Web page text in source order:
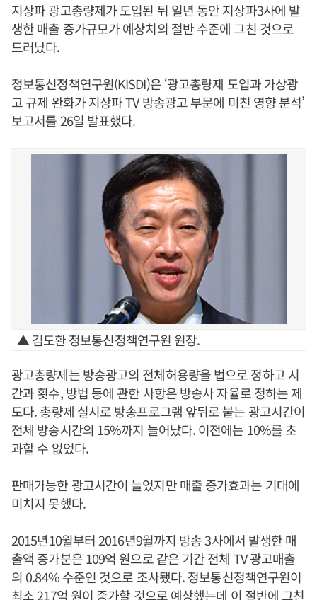
지상파 광고총량제가 도입된 뒤 일년 동안 지상파3사에 발
생한 매출 증가규모가 예상치의 절반 수준에 그친 것으로
드러났다.
정보통신정책연구원(KISDI)은 ‘광고총량제 도입과 가상광
고 규제 완화가 지상파 TV 방송광고 부문에 미친 영향 분석’
보고서를 26일 발표했다.
▲ 김도환 정보통신정책연구원 원장.
광고총량제는 방송광고의 전체허용량을 법으로 정하고 시
간과 횟수, 방법 등에 관한 사항은 방송사 자율로 정하는 제
도다. 총량제 실시로 방송프로그램 앞뒤로 붙는 광고시간이
전체 방송시간의 15%까지 늘어났다. 이전에는 10%를 초
과할 수 없었다.
판매가능한 광고시간이 늘었지만 매출 증가효과는 기대에
미치지 못했다.
2015년10월부터 2016년9월까지 방송 3사에서 발생한 매
출액 증가분은 109억 원으로 같은 기간 전체 TV 광고매출
의 0.84% 수준인 것으로 조사됐다. 정보통신정책연구원이
최소 217억 원이 증가할 것으로 예상했는데 이 절반에 그친